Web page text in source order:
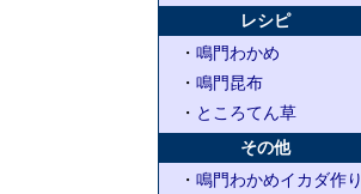
レシピ
・ 鳴門わかめ
・ 鳴門昆布
・ ところてん草
その他
・ 鳴門わかめイカダ作り